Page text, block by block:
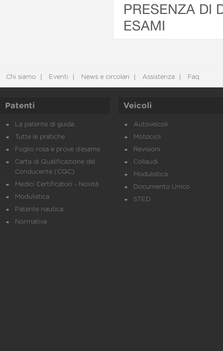
PRESENZA DI
ESAMI
Chi siamo Eventi News e circolari Assistenza Faq
Patenti
La patente di guida
Tutte le pratiche
Foglio rosa e prove d’esame
Carta di Qualificazione del
Conducente (CQC)
Medici Certificatori - Novità
Modulistica
Patente nautica
Normativa
Veicoli
Autoveicoli
Motocicli
Revisioni
Collaudi
Modulistica
Documento Unico
STED